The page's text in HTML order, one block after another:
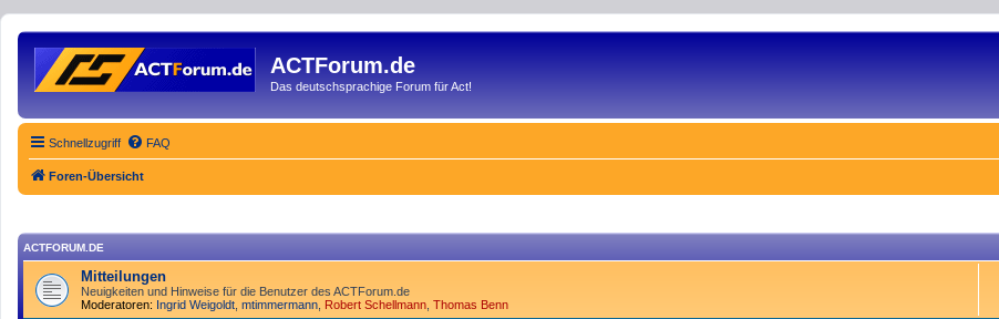
ACTForum.de
Das deutschsprachige Forum für Act!
Schnellzugriff FAQ
Foren-Übersicht
ACTFORUM.DE
Mitteilungen
Neuigkeiten und Hinweise für die Benutzer des ACTForum.de
Moderatoren: Ingrid Weigoldt mtimmermann Robert Schellmann Thomas Benn